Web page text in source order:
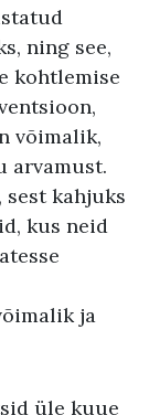
ning see,
kohtlemise
võimalik,
arvamust.
kahjuks
kus neid
ja
üle kuue